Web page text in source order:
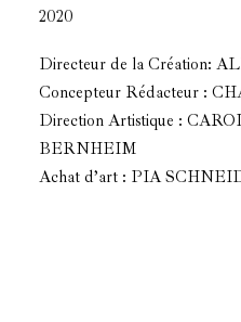
2020
Directeur de la Création:
Concepteur Rédacteur :
Direction Artistique :
BERNHEIM
Achat d’art : PIA